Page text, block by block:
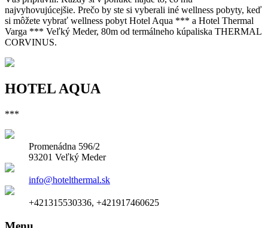
najvyhovujúcejšie. Prečo by ste si vyberali iné wellness pobyty, keď
si môžete vybrať wellness pobyt Hotel Aqua *** a Hotel Thermal
Varga *** Veľký Meder, 80m od termálneho kúpaliska THERMAL
CORVINUS.
HOTEL AQUA
***
Promenádna 596/2
93201 Veľký Meder
info@hotelthermal.sk
+421315530336, +421917460625